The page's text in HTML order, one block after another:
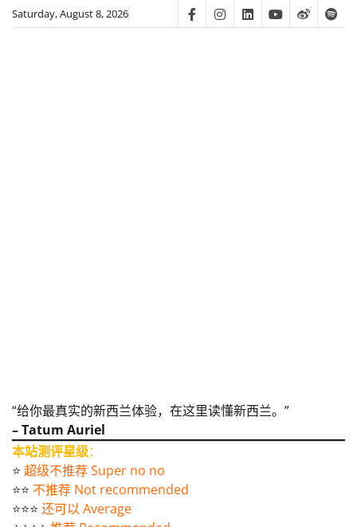
SkipSaturday, August 8, 2026 FacebookInstagram
LinkedinYoutube
Weibo
“给你最真实的新西兰体验，在这里读懂新西兰。”
– Tatum Auriel
本站测评星级：
⭐️ 超级不推荐 Super no no
⭐️⭐️ 不推荐 Not recommended
⭐️⭐️⭐️ 还可以 Average